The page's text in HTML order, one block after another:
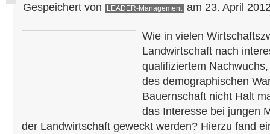
Gespeichert von LEADER-Management am 23. April
Wie in vielen
Landwirtschaft nach
qualifiziertem
des demographischen
Bauernschaft nicht Halt
das Interesse bei jungen
der Landwirtschaft geweckt werden? Hierzu fand